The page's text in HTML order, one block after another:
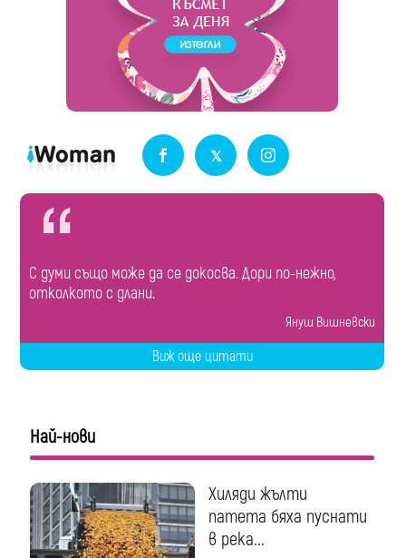
С думи също може да се докосва. Дори по-нежно,
отколкото с длани.
Януш Вишневски
Виж още цитати
Най-нови
Хиляди жълти
патета бяха пуснати
в река...